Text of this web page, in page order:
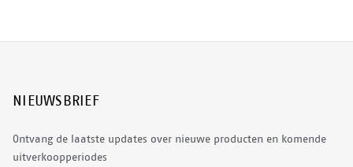
NIEUWSBRIEF
Ontvang de laatste updates over nieuwe producten en komende
uitverkoopperiodes